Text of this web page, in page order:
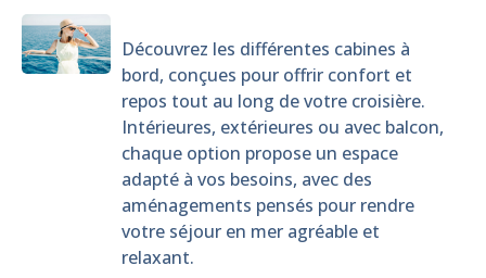
Découvrez les différentes cabines à
bord, conçues pour offrir confort et
repos tout au long de votre croisière.
Intérieures, extérieures ou avec balcon,
chaque option propose un espace
adapté à vos besoins, avec des
aménagements pensés pour rendre
votre séjour en mer agréable et
relaxant.